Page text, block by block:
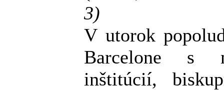
3)
V utorok
Barcelone s
inštitúcií,